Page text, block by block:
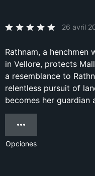
26 avril
Rathnam, a henchmen
in Vellore, protects
a resemblance to
relentless pursuit of
becomes her guardian
Opciones